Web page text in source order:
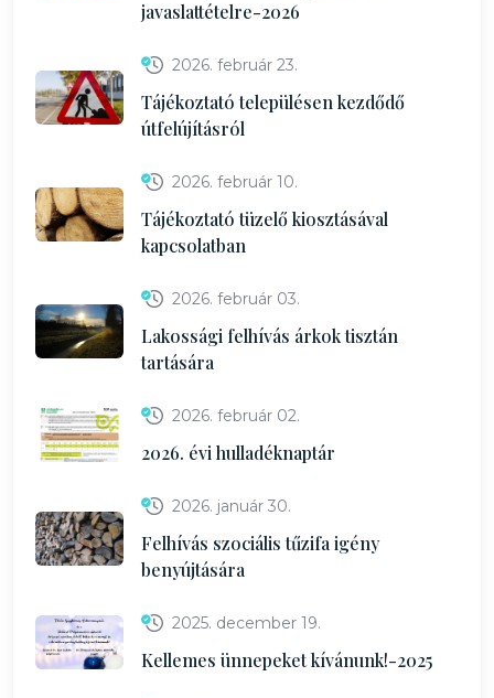
javaslattételre-2026
2026. február 23.
Tájékoztató településen kezdődő
útfelújításról
2026. február 10.
Tájékoztató tüzelő kiosztásával
kapcsolatban
2026. február 03.
Lakossági felhívás árkok tisztán
tartására
2026. február 02.
2026. évi hulladéknaptár
2026. január 30.
Felhívás szociális tűzifa igény
benyújtására
2025. december 19.
Kellemes ünnepeket kívánunk!-2025